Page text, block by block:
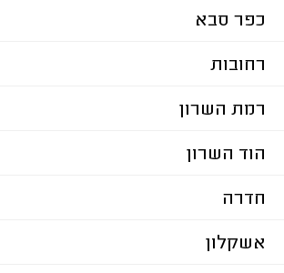
כפר סבא
רחובות
רמת השרון
הוד השרון
חדרה
אשקלון